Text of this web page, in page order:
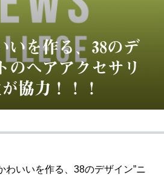
いを作る、38のデ
のヘアアクセサリ
協力！！！
わいいを作る、38のデザイン”ニ